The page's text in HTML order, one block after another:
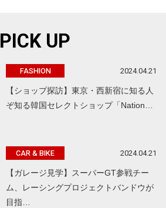
PICK UP
FASHION 2024.04.21
【ショップ探訪】東京・西新宿に知る人
ぞ知る韓国セレクトショップ「Nation…
CAR & BIKE 2024.04.21
【ガレージ見学】スーパーGT参戦チー
ム、レーシングプロジェクトバンドウが
目指…